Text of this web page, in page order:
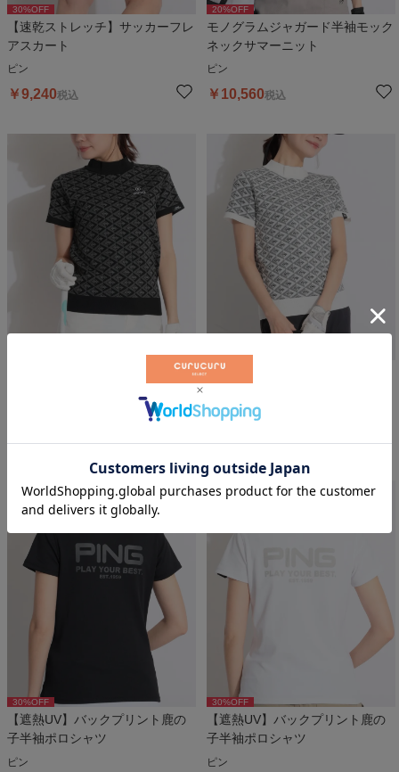
30%OFF
【速乾ストレッチ】サッカーフレ
アスカート
ピン
￥9,240税込
20%OFF
モノグラムジャガード半袖モック
ネックサマーニット
ピン
￥ 10,560税込
モノグラムジャガード半袖モック
￥10,560税込
20%OFF
モノグラムジャガード半袖モック
ピン
￥10,560税込
30%OFF
【遮熱UV】バックプリント鹿の
子半袖ポロシャツ
ピン
30%OFF
【遮熱UV】バックプリント鹿の
子半袖ポロシャツ
ピン